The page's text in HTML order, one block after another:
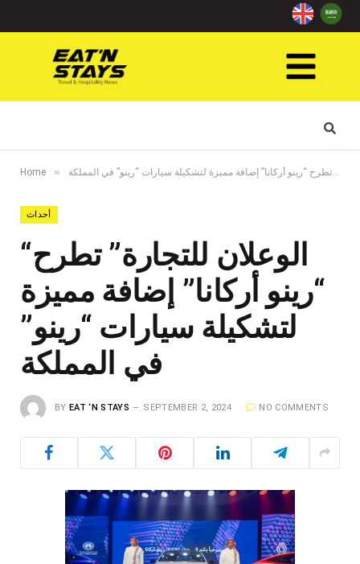
Home » “الوعلان للتجارة” تطرح “رينو أركانا” إضافة مميزة لتشكيلة سيارات “رينو” في المملكة
أحداث
“الوعلان للتجارة” تطرح
“رينو أركانا” إضافة مميزة
لتشكيلة سيارات “رينو”
في المملكة
BY EAT ‘N STAYS SEPTEMBER 2, 2024 NO COMMENTS